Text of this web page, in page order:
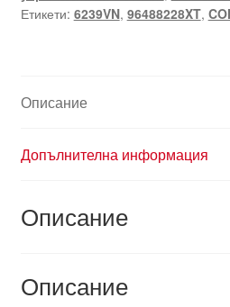
Етикети: 6239VN, 96488228XT,
Описание
Допълнителна информация
Описание
Описание